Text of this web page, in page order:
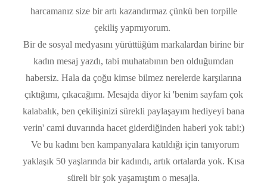
harcamanız size bir artı kazandırmaz çünkü ben torpille
çekiliş yapmıyorum.
Bir de sosyal medyasını yürüttüğüm markalardan birine bir
kadın mesaj yazdı, tabi muhatabının ben olduğumdan
habersiz. Hala da çoğu kimse bilmez nerelerde karşılarına
çıktığımı, çıkacağımı. Mesajda diyor ki 'benim sayfam çok
kalabalık, ben çekilişinizi sürekli paylaşayım hediyeyi bana
verin' cami duvarında hacet giderdiğinden haberi yok tabi:)
Ve bu kadını ben kampanyalara katıldığı için tanıyorum
yaklaşık 50 yaşlarında bir kadındı, artık ortalarda yok. Kısa
süreli bir şok yaşamıştım o mesajla.